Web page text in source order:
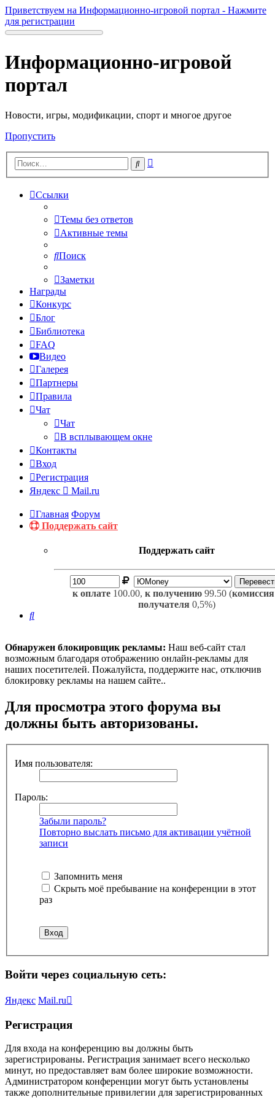
Приветствуем на Информационно-игровой портал - Нажмите
для регистрации
Информационно-игровой
портал
Новости, игры, модификации, спорт и многое другое
Пропустить
Поиск
Ссылки
Темы без ответов
Активные темы
Поиск
Заметки
Награды
Конкурс
Блог
Библиотека
FAQ
Видео
Галерея
Партнеры
Правила
Чат
Чат
В всплывающем окне
Контакты
Вход
Регистрация
Яндекс
Mail.ru
Главная Форум
Поддержать сайт
Поддержать сайт
к оплате 100.00, к получению 99.50 (
получателя 0,5%)
Поиск
Обнаружен блокировщик рекламы: Наш веб-сайт стал
возможным благодаря отображению онлайн-рекламы для
наших посетителей. Пожалуйста, поддержите нас, отключив
блокировку рекламы на нашем сайте..
Для просмотра этого форума вы
должны быть авторизованы.
Имя пользователя:
Пароль:
Забыли пароль?
Повторно выслать письмо для активации учётной
записи
Запомнить меня
Скрыть моё пребывание на конференции в этот
раз
Войти через социальную сеть:
Яндекс Mail.ru
Регистрация
Для входа на конференцию вы должны быть
зарегистрированы. Регистрация занимает всего несколько
минут, но предоставляет вам более широкие возможности.
Администратором конференции могут быть установлены
также дополнительные привилегии для зарегистрированных